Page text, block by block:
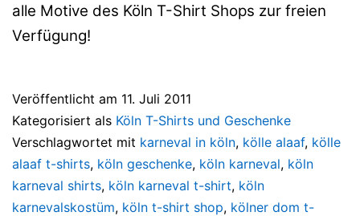
alle Motive des Köln T-Shirt Shops zur freien
Verfügung!
Veröffentlicht am 11. Juli 2011
Kategorisiert als Köln T-Shirts und Geschenke
Verschlagwortet mit karneval in köln, kölle alaaf, kölle
alaaf t-shirts, köln geschenke, köln karneval, köln
karneval shirts, köln karneval t-shirt, köln
karnevalskostüm, köln t-shirt shop, kölner dom t-